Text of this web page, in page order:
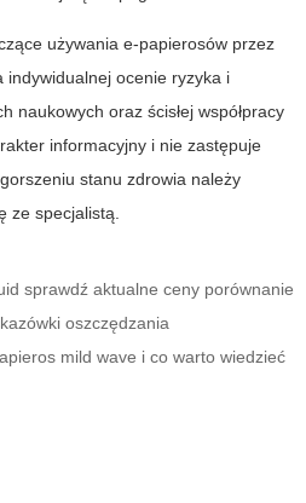
używania e-papierosów przez
indywidualnej ocenie ryzyka i
naukowych oraz ścisłej współpracy
informacyjny i nie zastępuje
stanu zdrowia należy
ze specjalistą.
sprawdź aktualne ceny porównanie
oszczędzania
mild wave i co warto wiedzieć